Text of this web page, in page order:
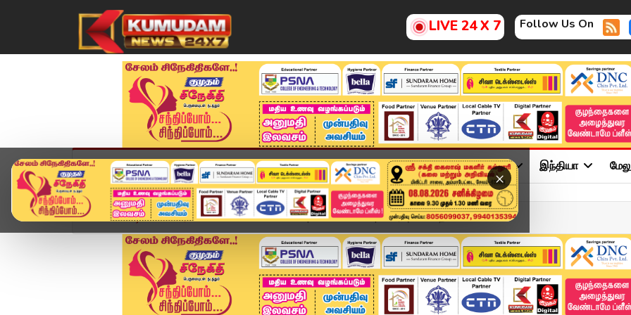
LIVE 24 X 7 Follow Us On
×
முகப்பு விளையாட்டு அண்மை தமிழ்நாடு சினிமா அரசியல் விளையாட்டு இந்தியா
Home வீடியோ ஸ்டோரி SPEED NEWS TAMIL | 17 APR 2026 | விரைவுச் செய்த...